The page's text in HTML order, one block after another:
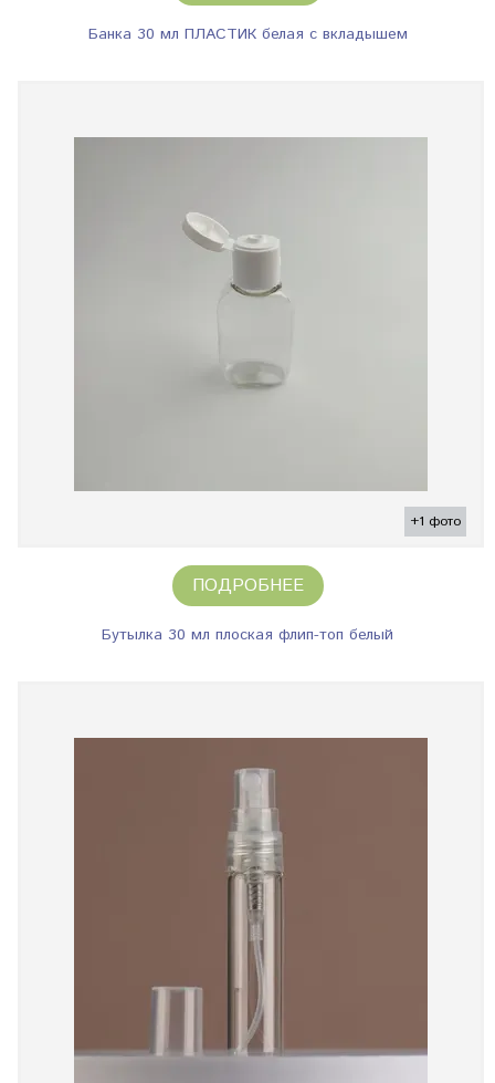
Банка 30 мл ПЛАСТИК белая с вкладышем
+1 фото
ПОДРОБНЕЕ
Бутылка 30 мл плоская флип-топ белый